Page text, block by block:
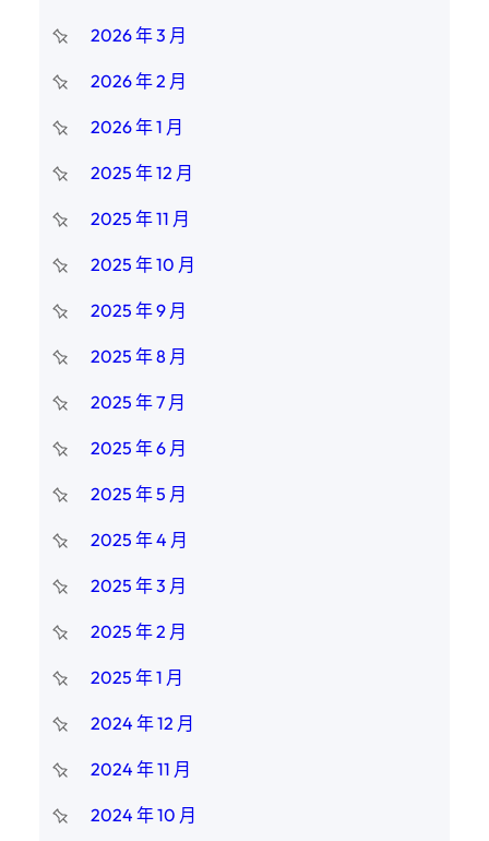
2026 年 3 月
2026 年 2 月
2026 年 1 月
2025 年 12 月
2025 年 11 月
2025 年 10 月
2025 年 9 月
2025 年 8 月
2025 年 7 月
2025 年 6 月
2025 年 5 月
2025 年 4 月
2025 年 3 月
2025 年 2 月
2025 年 1 月
2024 年 12 月
2024 年 11 月
2024 年 10 月